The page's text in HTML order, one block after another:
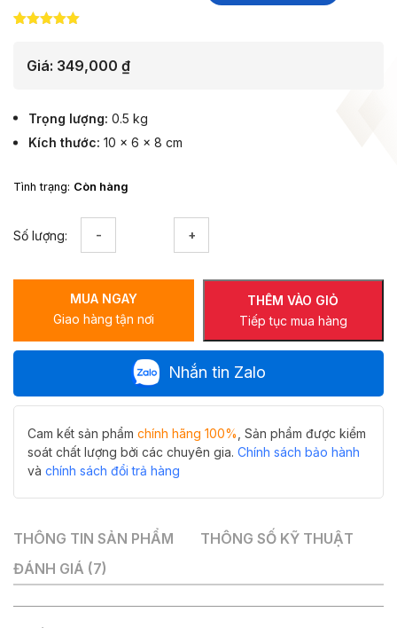
đánh giá
Giá: 349,000 ₫
Trọng lượng 0.5 kg
Kích thước 10 × 6 × 8 cm
Tình trạng: Còn hàng
Số lượng:
tắm
kính
di
Hiwin
SB-
610A
lượng
THÊM VÀO GIỎ
Tiếp tục mua hàng
MUA NGAY
Giao hàng tận nơi
Nhắn tin Zalo
Cam kết sản phẩm chính hãng 100% , Sản phẩm được kiểm
soát chất lượng bởi các chuyên gia. Chính sách bảo hành
và chính sách đổi trả hàng
THÔNG TIN SẢN PHẨM
THÔNG SỐ KỸ THUẬT
ĐÁNH GIÁ (7)